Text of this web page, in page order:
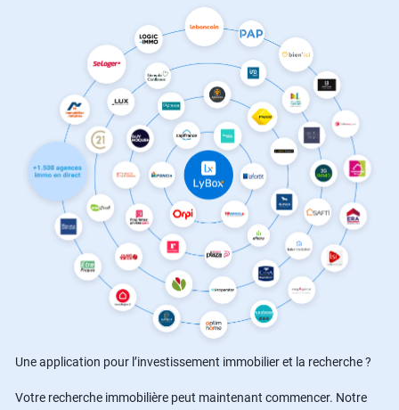
Une application pour l’investissement immobilier et la recherche ?
Votre recherche immobilière peut maintenant commencer. Notre